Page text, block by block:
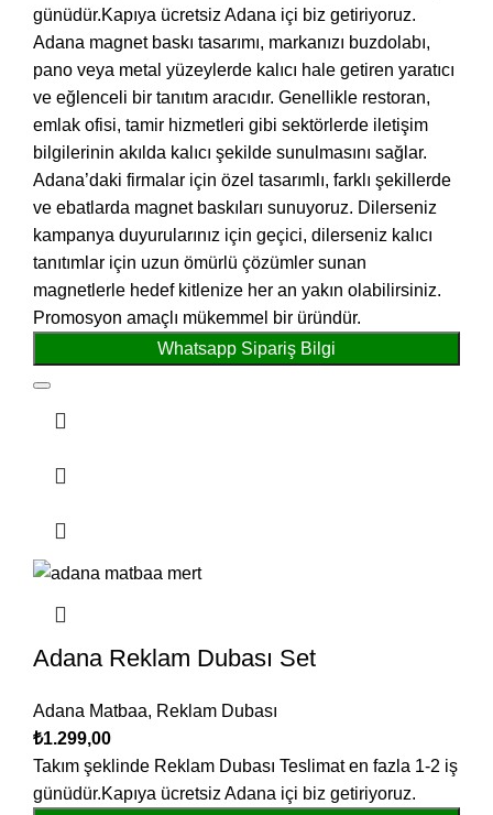
günüdür.Kapıya ücretsiz Adana içi biz getiriyoruz.
Adana magnet baskı tasarımı, markanızı buzdolabı,
pano veya metal yüzeylerde kalıcı hale getiren yaratıcı
ve eğlenceli bir tanıtım aracıdır. Genellikle restoran,
emlak ofisi, tamir hizmetleri gibi sektörlerde iletişim
bilgilerinin akılda kalıcı şekilde sunulmasını sağlar.
Adana’daki firmalar için özel tasarımlı, farklı şekillerde
ve ebatlarda magnet baskıları sunuyoruz. Dilerseniz
kampanya duyurularınız için geçici, dilerseniz kalıcı
tanıtımlar için uzun ömürlü çözümler sunan
magnetlerle hedef kitlenize her an yakın olabilirsiniz.
Promosyon amaçlı mükemmel bir üründür.
Whatsapp Sipariş Bilgi
Adana Reklam Dubası Set
Adana Matbaa, Reklam Dubası
₺1.299,00
Takım şeklinde Reklam Dubası Teslimat en fazla 1-2 iş
günüdür.Kapıya ücretsiz Adana içi biz getiriyoruz.